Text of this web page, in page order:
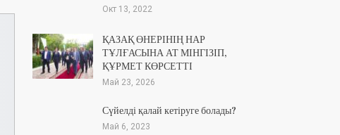
Окт 13, 2022
ҚАЗАҚ ӨНЕРІНІҢ НАР
ТҰЛҒАСЫНА АТ МІНГІЗІП,
ҚҰРМЕТ КӨРСЕТТІ
Май 23, 2026
Сүйелді қалай кетіруге болады?
Май 6, 2023